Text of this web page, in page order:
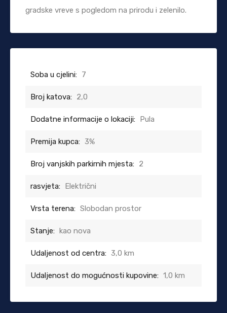
gradske vreve s pogledom na prirodu i zelenilo.
Soba u cjelini: 7
Broj katova: 2,0
Dodatne informacije o lokaciji: Pula
Premija kupca: 3%
Broj vanjskih parkirnih mjesta: 2
rasvjeta: Električni
Vrsta terena: Slobodan prostor
Stanje: kao nova
Udaljenost od centra: 3,0 km
Udaljenost do mogućnosti kupovine: 1,0 km